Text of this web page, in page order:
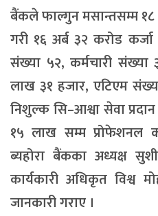
बैंकले फाल्गुन मसान्तसम्म १८
गरी १६ अर्ब ३२ करोड
संख्या ५२, कर्मचारी संख्या
लाख ३१ हजार, एटिएम
निशुल्क सि–आश्वा सेवा
१५ लाख सम्म प्रोफेशनल
ब्यहोरा बैंकका अध्यक्ष
कार्यकारी अधिकृत विश्व
जानकारी गराए ।